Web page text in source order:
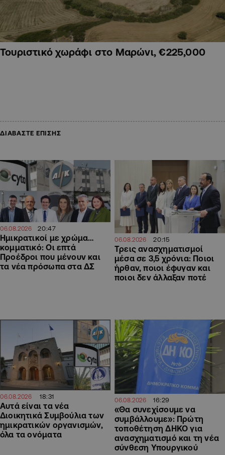
Τουριστικό χωράφι στο Μαρώνι, €225,000
ΔΙΑΒΑΣΤΕ ΕΠΙΣΗΣ
06.08.2026 20:47
Ημικρατικοί με χρώμα…
κομματικό: Οι επτά
Προέδροι που μένουν και
τα νέα πρόσωπα στα ΔΣ
06.08.2026 20:15
Τρεις ανασχηματισμοί
μέσα σε 3,5 χρόνια: Ποιοι
ήρθαν, ποιοι έφυγαν και
ποιοι δεν άλλαξαν ποτέ
06.08.2026 18:31
Αυτά είναι τα νέα
Διοικητικά Συμβούλια των
ημικρατικών οργανισμών,
όλα τα ονόματα
06.08.2026 16:29
«Θα συνεχίσουμε να
συμβάλλουμε»: Πρώτη
τοποθέτηση ΔΗΚΟ για
ανασχηματισμό και τη νέα
σύνθεση Υπουργικού